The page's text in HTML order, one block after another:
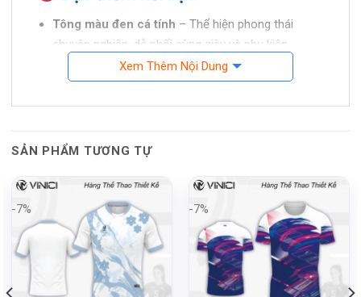
Tông màu đen cá tính – Thể hiện phong thái
chuyên nghiệp, dễ phối cùng giày và phụ kiện.
Chi tiết số áo và tên đội bóngmàu trắng viền
hiện đại và khỏe khoắn.
thể thao chủ đạo.
Tính tiện dụng vượt trội
Cá nhân hóa theo yêu cầu: In tên, số áo phù hợp
cho đội nhóm, giải đấu hoặc các CLB chuyên
Xem Thêm Nội Dung
SẢN PHẨM TƯƠNG TỰ
-7% -7%